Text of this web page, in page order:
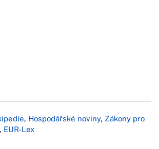
, Hospodářské noviny, Zákony pro
, EUR-Lex